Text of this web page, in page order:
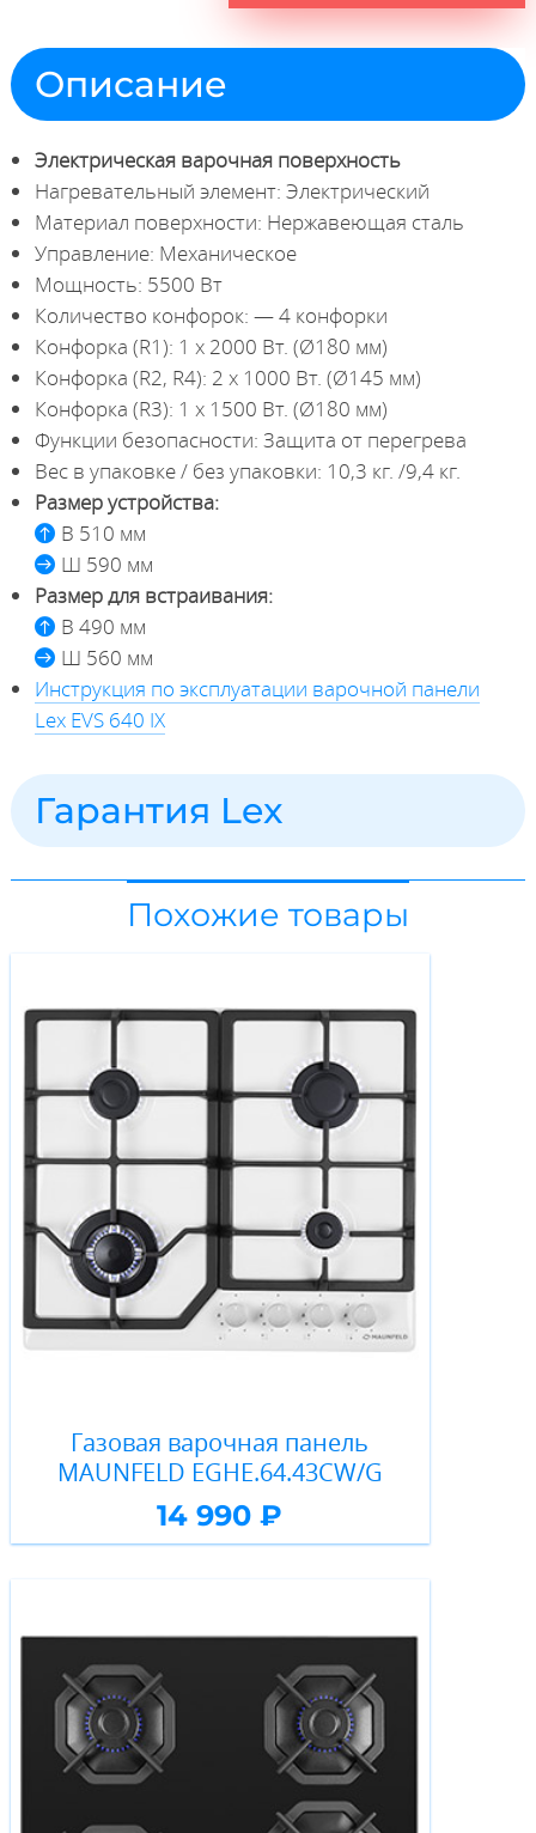
Описание
Электрическая варочная поверхность
Нагревательный элемент: Электрический
Материал поверхности: Нержавеющая сталь
Управление: Механическое
Мощность: 5500 Вт
Количество конфорок: — 4 конфорки
Конфорка (R1): 1 х 2000 Вт. (Ø180 мм)
Конфорка (R2, R4): 2 х 1000 Вт. (Ø145 мм)
Конфорка (R3): 1 х 1500 Вт. (Ø180 мм)
Функции безопасности: Защита от перегрева
Вес в упаковке / без упаковки: 10,3 кг. /9,4 кг.
Размер устройства:
В 510 мм
Ш 590 мм
Размер для встраивания:
В 490 мм
Ш 560 мм
Инструкция по эксплуатации варочной панели
Lex EVS 640 IX
Гарантия Lex
Похожие товары
Газовая варочная панель
MAUNFELD EGHE.64.43CW/G
14 990 ₽